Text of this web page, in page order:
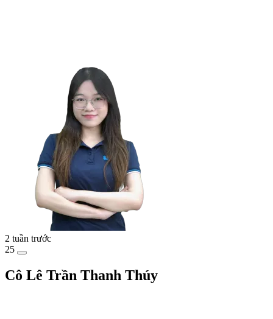
2 tuần trước
25
Cô Lê Trần Thanh Thúy